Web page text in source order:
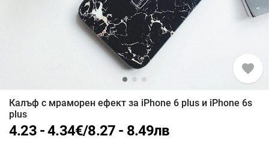
favorite
Калъф с мраморен ефект за iPhone 6 plus и iPhone 6s
plus
4.23 - 4.34€/8.27 - 8.49лв